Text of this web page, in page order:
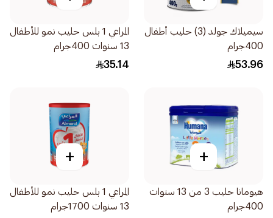
سيميلاك جولد (3) حليب أطفال
400جرام
53.96
المراعي 1 بلس حليب نمو للأطفال
13 سنوات 400جرام
35.14
+
هيومانا حليب 3 من 13 سنوات
400جرام
+
المراعي 1 بلس حليب نمو للأطفال
13 سنوات 1700جرام